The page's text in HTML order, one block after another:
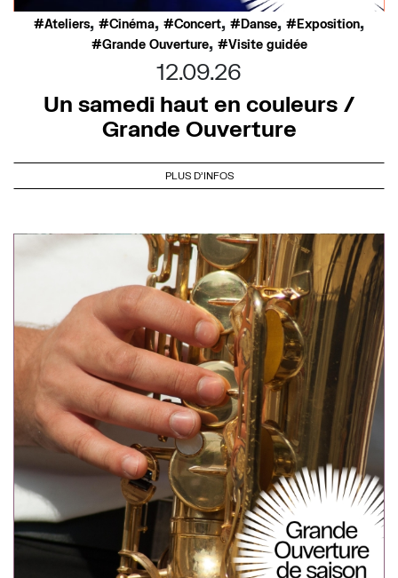
Ateliers, Cinéma, Concert, Danse, Exposition,
Grande Ouverture, Visite guidée
12.09.26
Un samedi haut en couleurs /
Grande Ouverture
PLUS D'INFOS